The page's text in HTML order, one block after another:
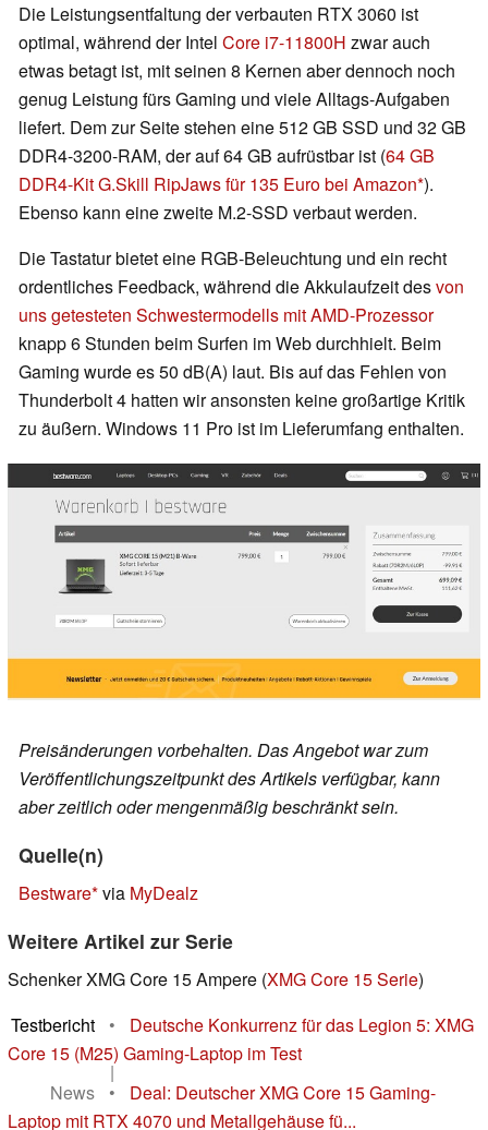
Die Leistungsentfaltung der verbauten RTX 3060 ist
optimal, während der Intel Core i7-11800H zwar auch
etwas betagt ist, mit seinen 8 Kernen aber dennoch noch
genug Leistung fürs Gaming und viele Alltags-Aufgaben
liefert. Dem zur Seite stehen eine 512 GB SSD und 32 GB
DDR4-3200-RAM, der auf 64 GB aufrüstbar ist (64 GB
DDR4-Kit G.Skill RipJaws für 135 Euro bei Amazon ).
Ebenso kann eine zweite M.2-SSD verbaut werden.
Die Tastatur bietet eine RGB-Beleuchtung und ein recht
ordentliches Feedback, während die Akkulaufzeit desvon
uns getesteten Schwestermodells mit AMD-Prozessor
knapp 6 Stunden beim Surfen im Web durchhielt. Beim
Gaming wurde es 50 dB(A) laut. Bis auf das Fehlen von
Thunderbolt 4 hatten wir ansonsten keine großartige Kritik
zu äußern. Windows 11 Pro ist im Lieferumfang enthalten.
Preisänderungen vorbehalten. Das Angebot war zum
Veröffentlichungszeitpunkt des Artikels verfügbar, kann
aber zeitlich oder mengenmäßig beschränkt sein.
Quelle(n)
Bestware via MyDealz
Weitere Artikel zur Serie
Schenker XMG Core 15 Ampere (XMG Core 15 Serie)
Testbericht
•
Deutsche Konkurrenz für das Legion 5: XMG
Core 15 (M25) Gaming-Laptop im Test
|
News
•
Deal: Deutscher XMG Core 15 Gaming-
Laptop mit RTX 4070 und Metallgehäuse fü...